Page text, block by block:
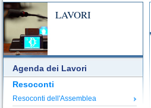
LAVORI
Agenda dei Lavori
Resoconti
Resoconti dell'Assemblea